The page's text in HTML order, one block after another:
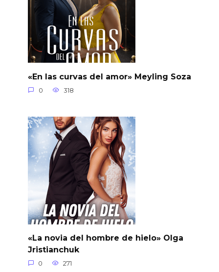
«En las curvas del amor» Meyling Soza
0 318
«La novia del hombre de hielo» Olga
Jristianchuk
0 271